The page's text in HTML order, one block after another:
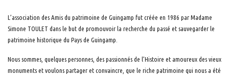
L’association des Amis du patrimoine de Guingamp fut créée en 1986 par Madame
Simone TOULET dans le but de promouvoir la recherche du passé et sauvegarder le
patrimoine historique du Pays de Guingamp.
Nous sommes, quelques personnes, des passionnés de l’Histoire et amoureux des vieux
monuments et voulons partager et convaincre, que le riche patrimoine qui nous a été